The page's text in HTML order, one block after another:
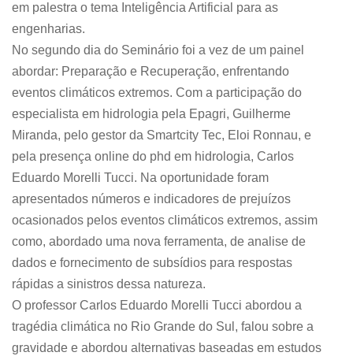
em palestra o tema Inteligência Artificial para as
engenharias.
No segundo dia do Seminário foi a vez de um painel
abordar: Preparação e Recuperação, enfrentando
eventos climáticos extremos. Com a participação do
especialista em hidrologia pela Epagri, Guilherme
Miranda, pelo gestor da Smartcity Tec, Eloi Ronnau, e
pela presença online do phd em hidrologia, Carlos
Eduardo Morelli Tucci. Na oportunidade foram
apresentados números e indicadores de prejuízos
ocasionados pelos eventos climáticos extremos, assim
como, abordado uma nova ferramenta, de analise de
dados e fornecimento de subsídios para respostas
rápidas a sinistros dessa natureza.
O professor Carlos Eduardo Morelli Tucci abordou a
tragédia climática no Rio Grande do Sul, falou sobre a
gravidade e abordou alternativas baseadas em estudos